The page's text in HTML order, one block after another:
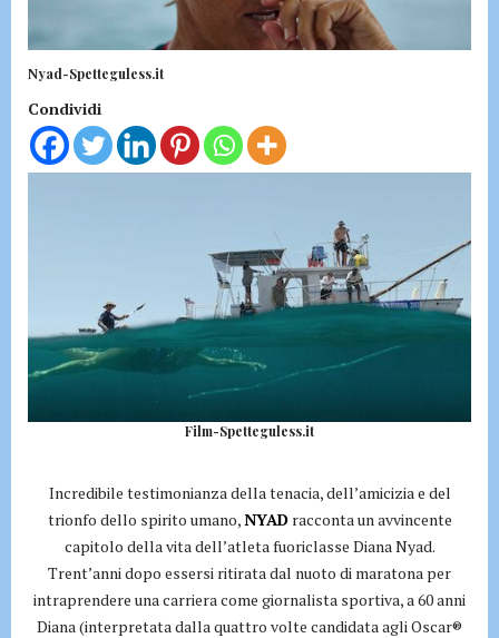
Nyad-Spetteguless.it
Condividi
Film-Spetteguless.it
Incredibile testimonianza della tenacia, dell’amicizia e del
trionfo dello spirito umano,NYADracconta un avvincente
capitolo della vita dell’atleta fuoriclasse Diana Nyad.
Trent’anni dopo essersi ritirata dal nuoto di maratona per
intraprendere una carriera come giornalista sportiva, a 60 anni
Diana (interpretata dalla quattro volte candidata agli Oscar®